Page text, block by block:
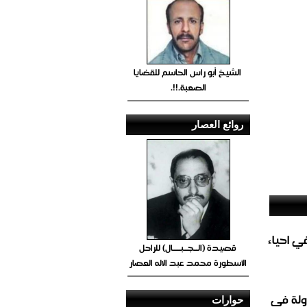
المباشر في احياء
في
الشيخ أبو راس الحاسم للقضايا
الصعبة.!!.
روائع العصار
قصيدة (الــجــبــــال) للراحل
الأسطورة محمد عبد الاله العصار
حوارات